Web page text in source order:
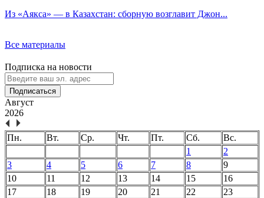
Из «Аякса» — в Казахстан: сборную возглавит Джон...
Все материалы
Подписка на новости
Подписаться
Август
2026
Пн. Вт. Ср. Чт. Пт. Сб.
Вс.
1
2
3
4 5 6 7 8
9
10
11 12 13 14 15
16
17
18 19 20 21 22
23